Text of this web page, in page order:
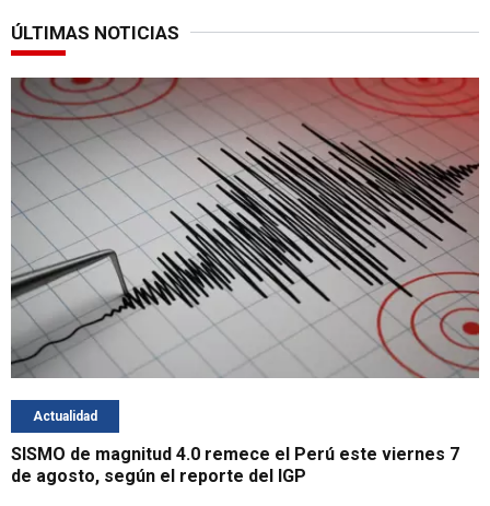
ÚLTIMAS NOTICIAS
Actualidad
SISMO de magnitud 4.0 remece el Perú este viernes 7
de agosto, según el reporte del IGP